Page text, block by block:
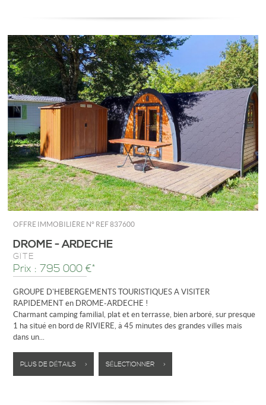
OFFRE IMMOBILIÈRE N° REF 837600
DROME - ARDECHE
GÎTE
Prix : 795 000 €*
GROUPE D'HEBERGEMENTS TOURISTIQUES A VISITER
RAPIDEMENT en DROME-ARDECHE !
Charmant camping familial, plat et en terrasse, bien arboré, sur presque
1 ha situé en bord de RIVIERE, à 45 minutes des grandes villes mais
dans un...
PLUS DE DÉTAILS > SÉLECTIONNER >